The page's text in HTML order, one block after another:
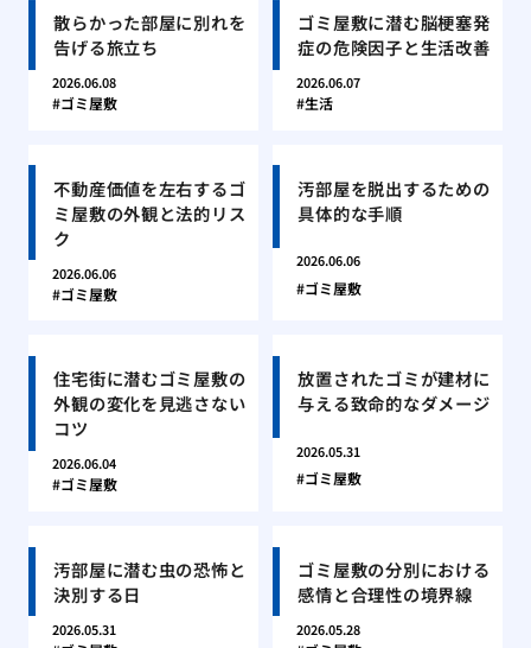
散らかった部屋に別れを
告げる旅立ち
2026.06.08
ゴミ屋敷
ゴミ屋敷に潜む脳梗塞発
症の危険因子と生活改善
2026.06.07
生活
不動産価値を左右するゴ
ミ屋敷の外観と法的リス
ク
2026.06.06
ゴミ屋敷
汚部屋を脱出するための
具体的な手順
2026.06.06
ゴミ屋敷
住宅街に潜むゴミ屋敷の
外観の変化を見逃さない
コツ
2026.06.04
ゴミ屋敷
放置されたゴミが建材に
与える致命的なダメージ
2026.05.31
ゴミ屋敷
汚部屋に潜む虫の恐怖と
決別する日
2026.05.31
ゴミ屋敷の分別における
感情と合理性の境界線
2026.05.28